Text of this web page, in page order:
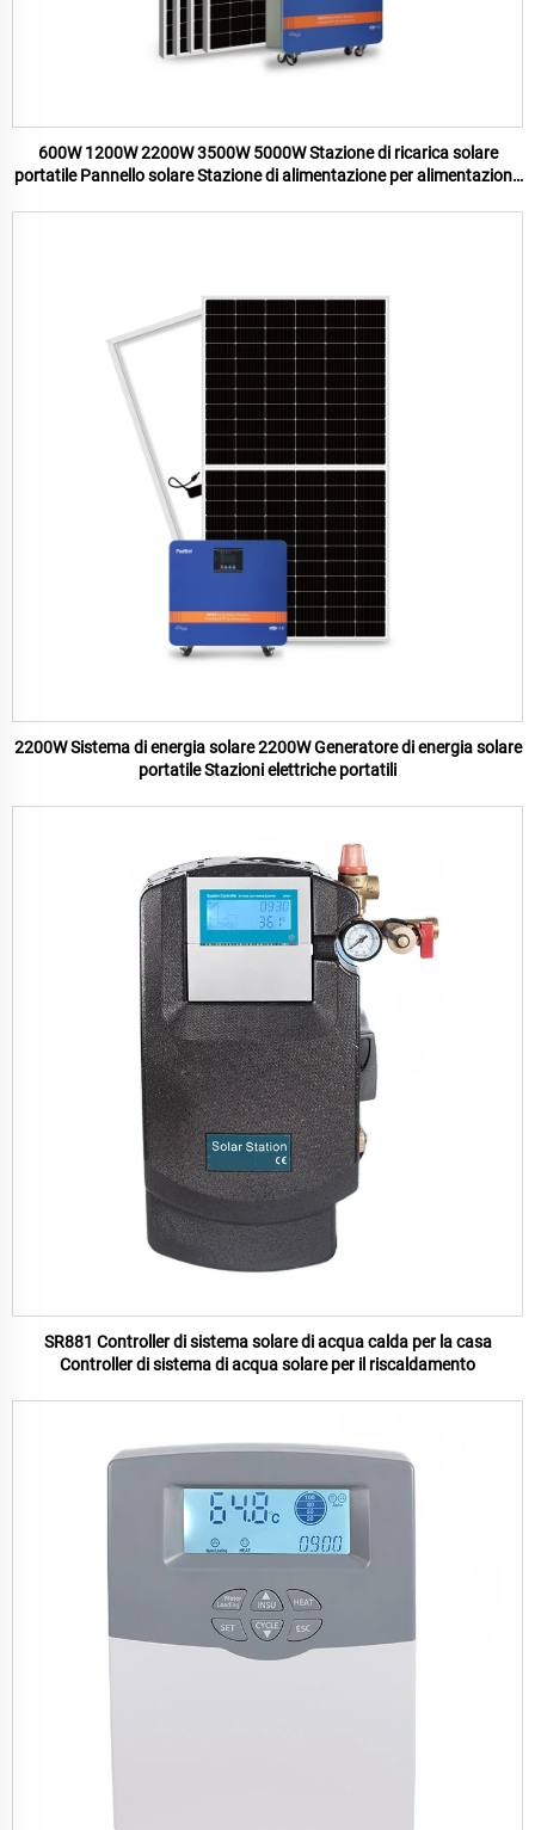
600W 1200W 2200W 3500W 5000W Stazione di ricarica solare
portatile Pannello solare Stazione di alimentazione per alimentazione
2200W Sistema di energia solare 2200W Generatore di energia solare
portatile Stazioni elettriche portatili
SR881 Controller di sistema solare di acqua calda per la casa
Controller di sistema di acqua solare per il riscaldamento